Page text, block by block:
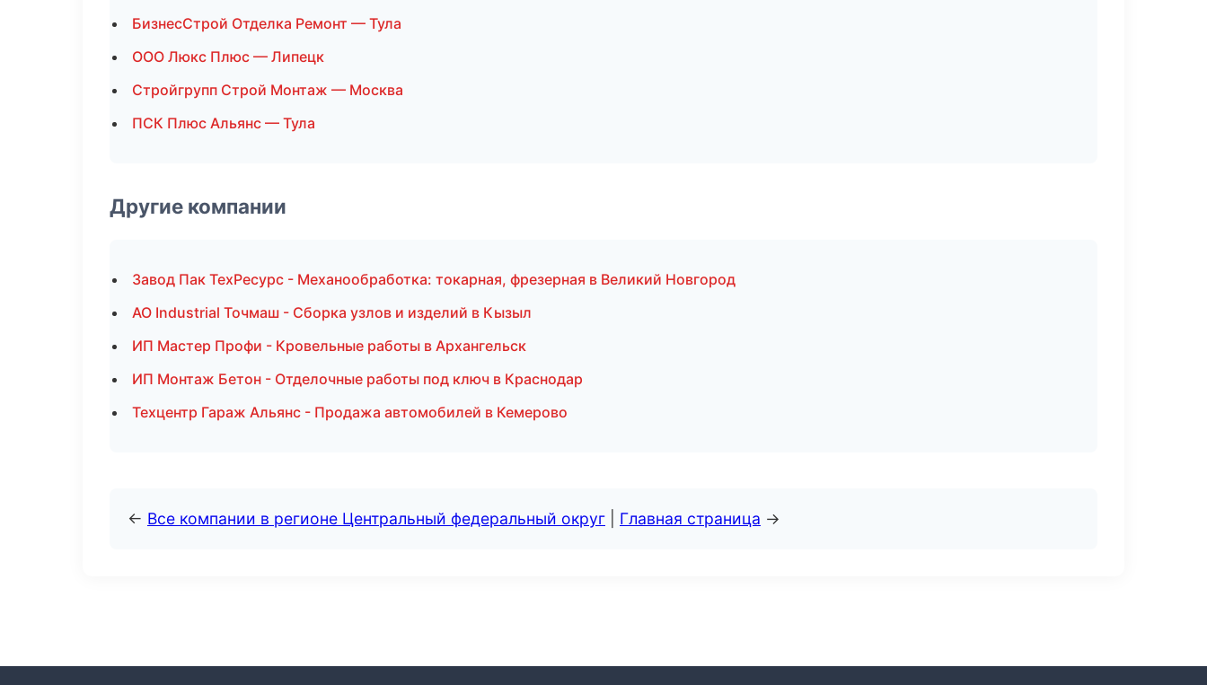
БизнесСтрой Отделка Ремонт — Тула
ООО Люкс Плюс — Липецк
Стройгрупп Строй Монтаж — Москва
ПСК Плюс Альянс — Тула
Другие компании
Завод Пак ТехРесурс - Механообработка: токарная, фрезерная в Великий Новгород
АО Industrial Точмаш - Сборка узлов и изделий в Кызыл
ИП Мастер Профи - Кровельные работы в Архангельск
ИП Монтаж Бетон - Отделочные работы под ключ в Краснодар
Техцентр Гараж Альянс - Продажа автомобилей в Кемерово
← Все компании в регионе Центральный федеральный округ Главная страница →